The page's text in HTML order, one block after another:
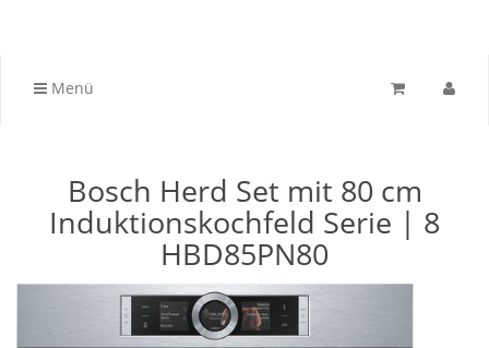
Menü
Bosch Herd Set mit 80 cm
Induktionskochfeld Serie | 8
HBD85PN80